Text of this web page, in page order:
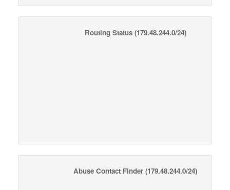
Routing Status(179.48.244.0/24)
Abuse Contact Finder (179.48.244.0/24)